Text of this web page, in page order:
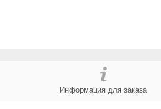
Информация для заказа